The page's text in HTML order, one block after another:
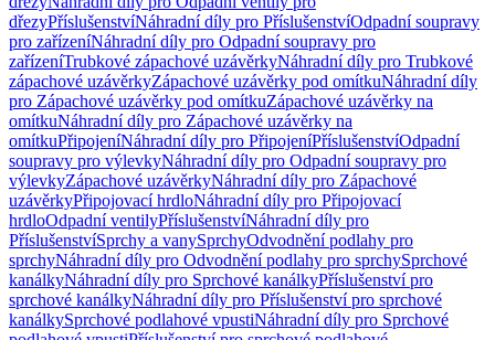
dřezyPříslušenstvíNáhradní díly pro PříslušenstvíOdpadní soupravy
pro zařízeníNáhradní díly pro Odpadní soupravy pro
zařízeníTrubkové zápachové uzávěrkyNáhradní díly pro Trubkové
zápachové uzávěrkyZápachové uzávěrky pod omítkuNáhradní díly
pro Zápachové uzávěrky pod omítkuZápachové uzávěrky na
omítkuNáhradní díly pro Zápachové uzávěrky na
omítkuPřipojeníNáhradní díly pro PřipojeníPříslušenstvíOdpadní
soupravy pro výlevkyNáhradní díly pro Odpadní soupravy pro
výlevkyZápachové uzávěrkyNáhradní díly pro Zápachové
uzávěrkyPřipojovací hrdloNáhradní díly pro Připojovací
hrdloOdpadní ventilyPříslušenstvíNáhradní díly pro
PříslušenstvíSprchy a vanySprchyOdvodnění podlahy pro
sprchyNáhradní díly pro Odvodnění podlahy pro sprchySprchové
kanálkyNáhradní díly pro Sprchové kanálkyPříslušenství pro
sprchové kanálkyNáhradní díly pro Příslušenství pro sprchové
kanálkySprchové podlahové vpustiNáhradní díly pro Sprchové